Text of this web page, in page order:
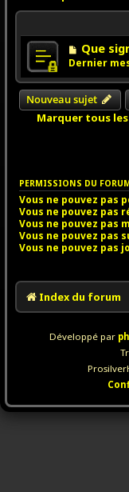
Que
Dernier
Nouveau sujet
Marquer tous
PERMISSIONS DU
Vous ne pouvez pas
Vous ne pouvez pas
Vous ne pouvez pas
Vous ne pouvez pas
Vous ne pouvez pas
Index du forum
Développé par